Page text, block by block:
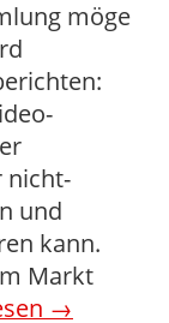
möge
nicht-
und
kann.
Markt
→